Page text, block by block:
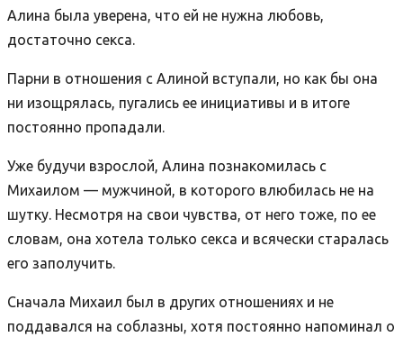
Алина была уверена, что ей не нужна любовь,
достаточно секса.
Парни в отношения с Алиной вступали, но как бы она
ни изощрялась, пугались ее инициативы и в итоге
постоянно пропадали.
Уже будучи взрослой, Алина познакомилась с
Михаилом — мужчиной, в которого влюбилась не на
шутку. Несмотря на свои чувства, от него тоже, по ее
словам, она хотела только секса и всячески старалась
его заполучить.
Сначала Михаил был в других отношениях и не
поддавался на соблазны, хотя постоянно напоминал о